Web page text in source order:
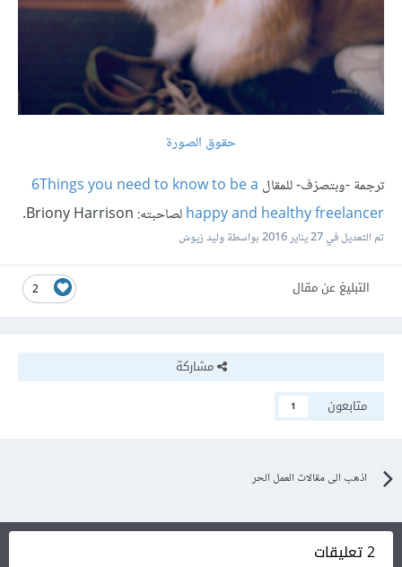
حقوق الصورة
ترجمة -وبتصرّف- للمقال 6Things you need to know to be a
happy and healthy freelancerلصاحبته: Briony Harrison.
تم التعديل في27 يناير 2016 بواسطة وليد زيوش
2 التبليغ عن مقال
مشاركة
متابعون
1
اذهب الى مقالات العمل الحر
2 تعليقات